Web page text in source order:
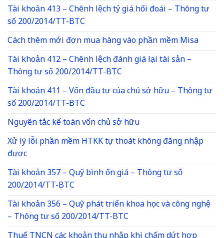
Tài khoản 413 – Chênh lệch tỷ giá hối đoái – Thông tư
số 200/2014/TT-BTC
Cách thêm mới đơn mua hàng vào phần mềm Misa
Tài khoản 412 – Chênh lệch đánh giá lại tài sản –
Thông tư số 200/2014/TT-BTC
Tài khoản 411 – Vốn đầu tư của chủ sở hữu – Thông tư
số 200/2014/TT-BTC
Nguyên tắc kế toán vốn chủ sở hữu
Xử lý lỗi phần mềm HTKK tự thoát không đăng nhập
được
Tài khoản 357 – Quỹ bình ổn giá – Thông tư số
200/2014/TT-BTC
Tài khoản 356 – Quỹ phát triển khoa học và công nghệ
– Thông tư số 200/2014/TT-BTC